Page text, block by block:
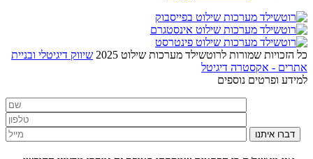
כל הזכויות שמורות לרוטשילד מערכות שילוט 2025
שיווק דיגיטלי ובניית
אתרים - אקסטרה דיגיטל
למידע ופרטים נוספים
דברו איתנו